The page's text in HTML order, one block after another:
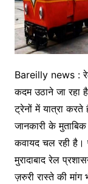
Bareilly news :
कदम उठाने जा रहा
ट्रेनों में यात्रा
जानकारी के
कवायद चल रही है।
मुरादाबाद रेल
ज़रुरी रास्ते की मांग